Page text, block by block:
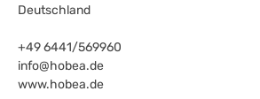
Deutschland
+49 6441/569960
info@hobea.de
www.hobea.de